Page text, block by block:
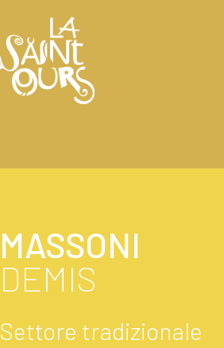
MASSONI
DEMIS
Settore tradizionale